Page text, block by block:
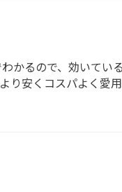
かるので、効いてい
り安くコスパよく愛用